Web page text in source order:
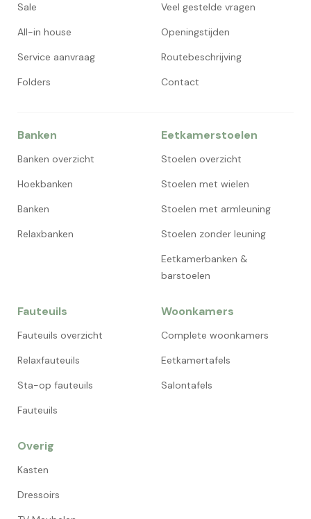
Sale
All-in house
Service aanvraag
Folders
Veel gestelde vragen
Openingstijden
Routebeschrijving
Contact
Banken
Banken overzicht
Hoekbanken
Banken
Relaxbanken
Eetkamerstoelen
Stoelen overzicht
Stoelen met wielen
Stoelen met armleuning
Stoelen zonder leuning
Eetkamerbanken &
barstoelen
Fauteuils
Fauteuils overzicht
Relaxfauteuils
Sta-op fauteuils
Fauteuils
Woonkamers
Complete woonkamers
Eetkamertafels
Salontafels
Overig
Kasten
Dressoirs